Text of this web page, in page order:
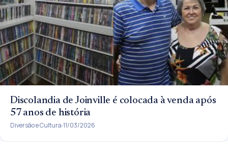
Discolandia de Joinville é colocada à venda após
57 anos de história
Diversão e Cultura 11/03/2026